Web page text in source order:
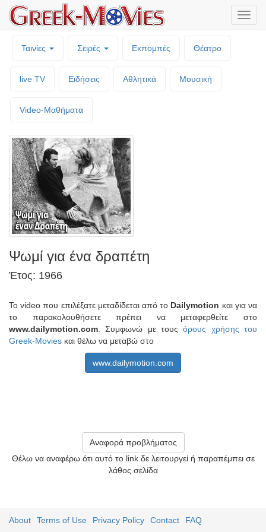
Ταινίες Σειρές Εκπομπές Θέατρο
live TV Ειδήσεις Αθλητικά Μουσική
Video-Mαθήματα
Ψωμί για ένα δραπέτη
Έτος: 1966
Το video που επιλέξατε μεταδίδεται από το Dailymotion και για να
το παρακολουθήσετε πρέπει να μεταφερθείτε στο
www.dailymotion.com . Συμφωνώ με τουςόρους χρήσης του
Greek-Movies και θέλω να μεταβώ στο
www.dailymotion.com
Αναφορά προβλήματος
Θέλω να αναφέρω ότι αυτό το link δε λειτουργεί ή παραπέμπει σε
λάθος σελίδα
About Terms of Use Privacy Policy Contact FAQ